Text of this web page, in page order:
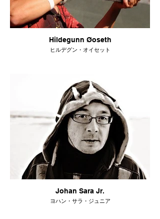
Hildegunn Øoseth
ヒルデグン・オイセット
Johan Sara Jr.
ヨハン・サラ・ジュニア